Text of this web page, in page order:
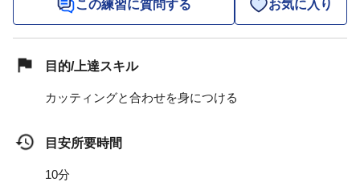
この練習に質問する お気に入り
目的/上達スキル
カッティングと合わせを身につける
目安所要時間
10分